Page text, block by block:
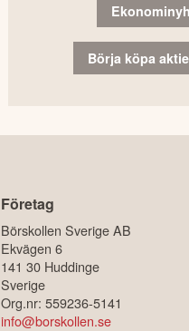
Börja köpa
Företag
Börskollen Sverige AB
Ekvägen 6
141 30 Huddinge
Sverige
Org.nr: 559236-5141
info@borskollen.se